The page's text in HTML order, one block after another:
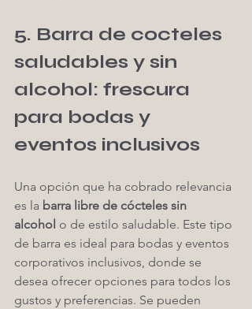
5. Barra de cocteles
saludables y sin
alcohol: frescura
para bodas y
eventos inclusivos
Una opción que ha cobrado relevancia
es la barra libre de cócteles sin
alcohol o de estilo saludable. Este tipo
de barra es ideal para bodas y eventos
corporativos inclusivos, donde se
desea ofrecer opciones para todos los
gustos y preferencias. Se pueden